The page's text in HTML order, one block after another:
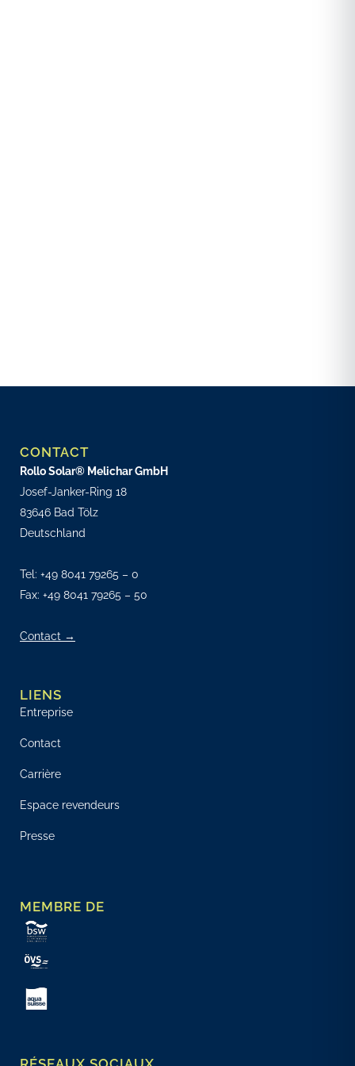
CONTACT
Rollo Solar® Melichar GmbH
Josef-Janker-Ring 18
83646 Bad Tölz
Deutschland
Tel: +49 8041 79265 – 0
Fax: +49 8041 79265 – 50
Contact →
LIENS
Entreprise
Contact
Carrière
Espace revendeurs
Presse
MEMBRE DE